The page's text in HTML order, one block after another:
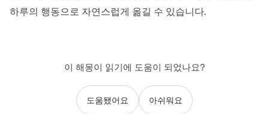
하루의 행동으로 자연스럽게 옮길 수 있습니다.
이 해몽이 읽기에 도움이 되었나요?
도움됐어요 아쉬워요